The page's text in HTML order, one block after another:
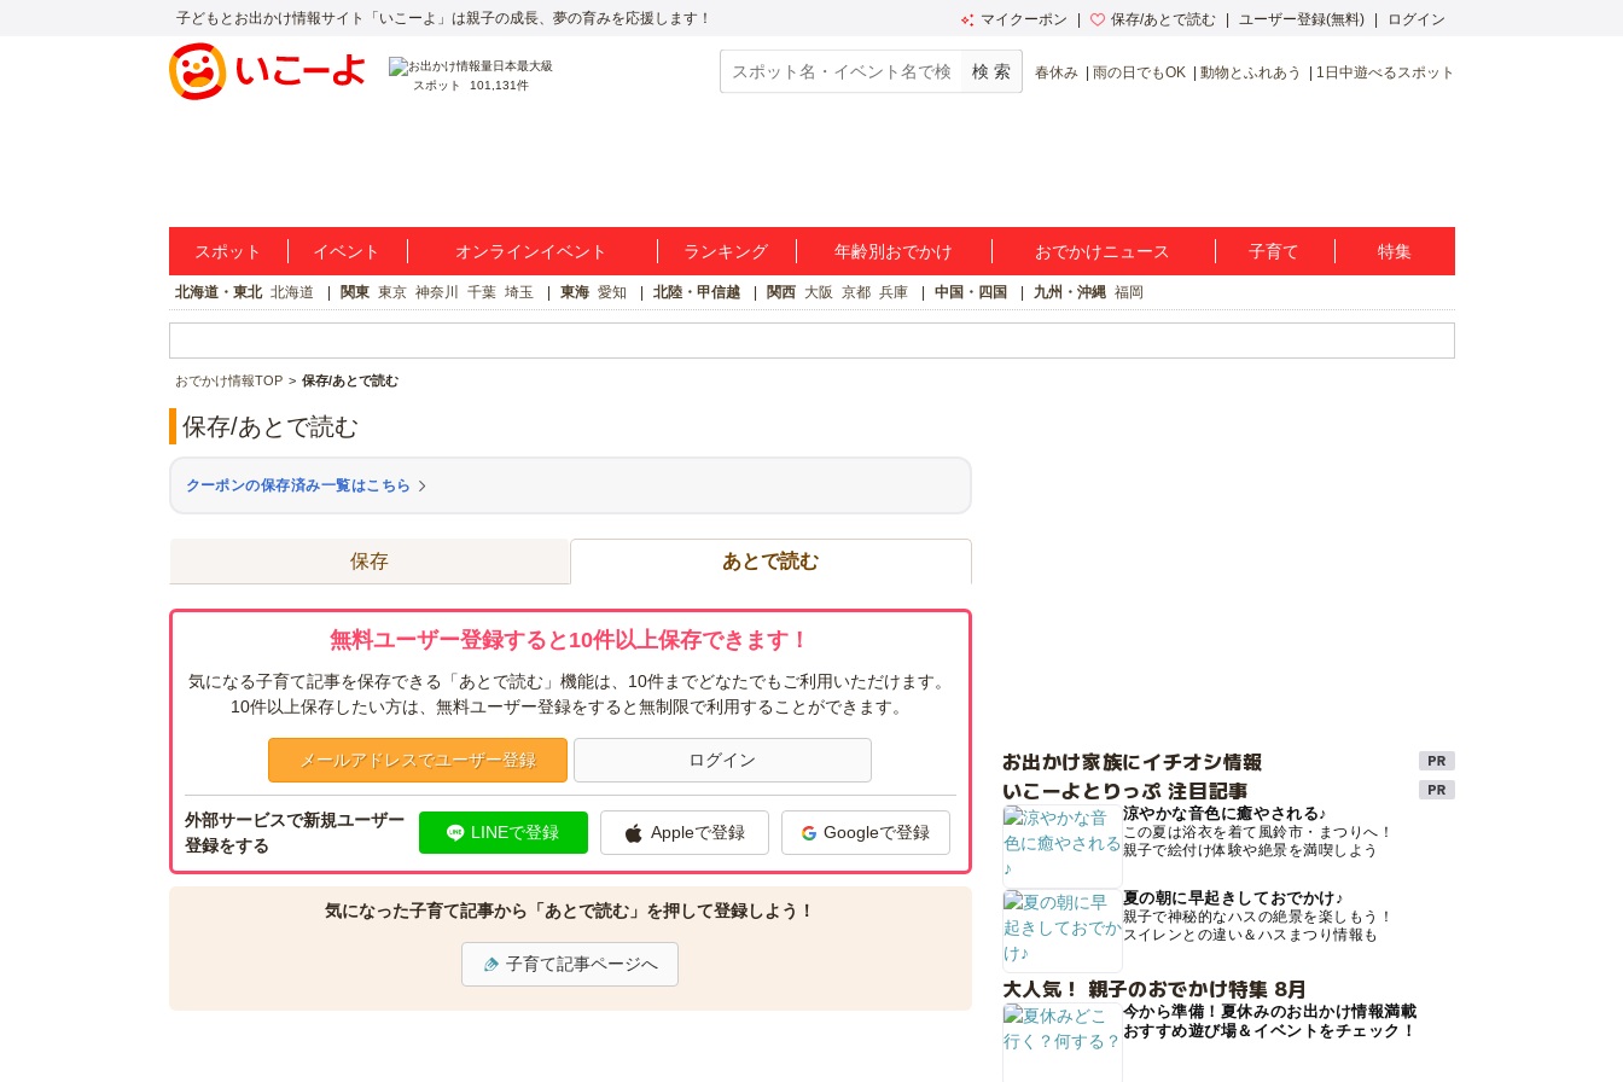
子どもとお出かけ情報サイト「いこーよ」は親子の成長、夢の育みを応援します！ マイクーポン 保存/あとで読む ユーザー登録(無料) ログイン
スポット 101,131件
春休み 雨の日でもOK 動物とふれあう 1日中遊べるスポット
スポット イベント オンラインイベント ランキング 年齢別おでかけ おでかけニュース 子育て 特集
北海道・東北 北海道 関東 東京 神奈川 千葉 埼玉 東海 愛知 北陸・甲信越 関西 大阪 京都 兵庫 中国・四国 九州・沖縄 福岡
おでかけ情報TOP 保存/あとで読む
保存/あとで読む
クーポンの保存済み一覧はこちら
保存 あとで読む
無料ユーザー登録すると10件以上保存できます！
気になる子育て記事を保存できる「あとで読む」機能は、10件までどなたでもご利用いただけます。
10件以上保存したい方は、無料ユーザー登録をすると無制限で利用することができます。
メールアドレスでユーザー登録 ログイン
外部サービスで新規ユーザー
登録をする
LINEで登録 Appleで登録 Googleで登録
気になった子育て記事から「あとで読む」を押して登録しよう！
子育て記事ページへ
お出かけ家族にイチオシ情報
いこーよとりっぷ 注目記事
涼やかな音色に癒やされる♪
この夏は浴衣を着て風鈴市・まつりへ！
親子で絵付け体験や絶景を満喫しよう
夏の朝に早起きしておでかけ♪
親子で神秘的なハスの絶景を楽しもう！
スイレンとの違い＆ハスまつり情報も
大人気！ 親子のおでかけ特集 8月
今から準備！夏休みのお出かけ情報満載
おすすめ遊び場＆イベントをチェック！